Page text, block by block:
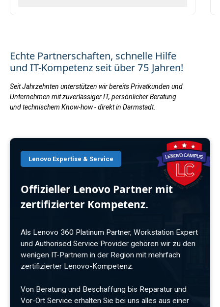
Echte Partnerschaften, schnelle Hilfe
und IT-Kompetenz seit über 75 Jahren!
Seit Jahrzehnten unterstützen wir bereits Privatkunden und
Unternehmen mit zuverlässiger IT, persönlicher Beratung
und technischem Know-how - direkt in Darmstadt.
Lenovo Expertise & Service
Offizieller Lenovo Partner mit
zertifizierter Kompetenz.
Als Lenovo 360 Platinum Partner, Workstation Expert
und Authorised Service Provider gehören wir zu den
wenigen IT-Partnern in der Region mit mehrfach
zertifizierter Lenovo-Kompetenz.
Von Beratung und Beschaffung bis Reparatur und
Vor-Ort Service erhalten Sie bei uns alles aus einer